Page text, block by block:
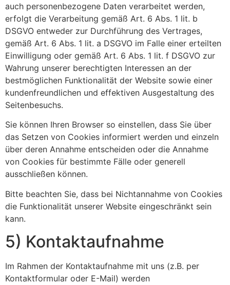
auch personenbezogene Daten verarbeitet werden,
erfolgt die Verarbeitung gemäß Art. 6 Abs. 1 lit. b
DSGVO entweder zur Durchführung des Vertrages,
gemäß Art. 6 Abs. 1 lit. a DSGVO im Falle einer erteilten
Einwilligung oder gemäß Art. 6 Abs. 1 lit. f DSGVO zur
Wahrung unserer berechtigten Interessen an der
bestmöglichen Funktionalität der Website sowie einer
kundenfreundlichen und effektiven Ausgestaltung des
Seitenbesuchs.
Sie können Ihren Browser so einstellen, dass Sie über
das Setzen von Cookies informiert werden und einzeln
über deren Annahme entscheiden oder die Annahme
von Cookies für bestimmte Fälle oder generell
ausschließen können.
Bitte beachten Sie, dass bei Nichtannahme von Cookies
die Funktionalität unserer Website eingeschränkt sein
kann.
5) Kontaktaufnahme
Im Rahmen der Kontaktaufnahme mit uns (z.B. per
Kontaktformular oder E-Mail) werden